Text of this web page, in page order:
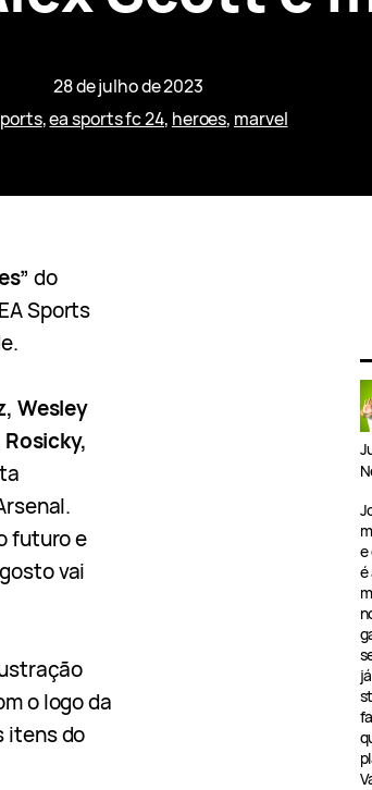
28 de julho de 2023
, ea sports fc 24, heroes, marvel
do
Sports
Wesley
futuro e
vai
o logo da
itens do
e
é